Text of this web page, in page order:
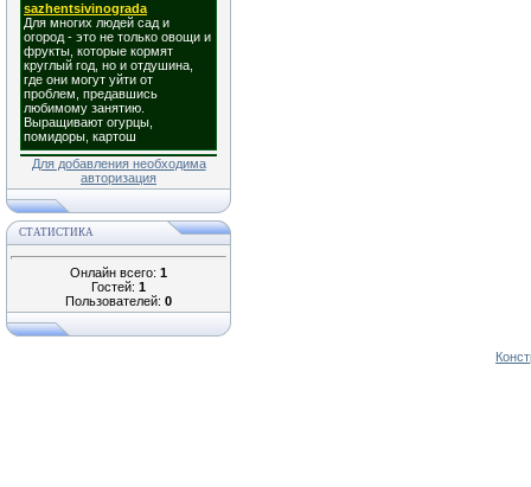
Для добавления необходима
авторизация
СТАТИСТИКА
Онлайн всего: 1
Гостей: 1
Пользователей: 0